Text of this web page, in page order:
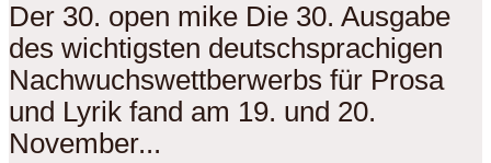
Der 30. open mike Die 30. Ausgabe
des wichtigsten deutschsprachigen
Nachwuchswettberwerbs für Prosa
und Lyrik fand am 19. und 20.
November...